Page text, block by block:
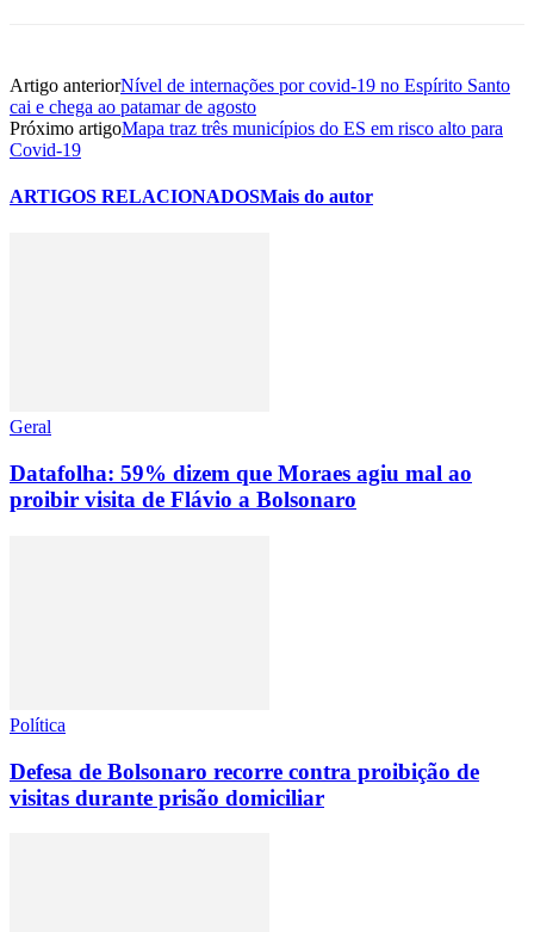
Artigo anteriorNível de internações por covid-19 no Espírito Santo
cai e chega ao patamar de agosto
Próximo artigoMapa traz três municípios do ES em risco alto para
Covid-19
ARTIGOS RELACIONADOSMais do autor
Geral
Datafolha: 59% dizem que Moraes agiu mal ao
proibir visita de Flávio a Bolsonaro
Política
Defesa de Bolsonaro recorre contra proibição de
visitas durante prisão domiciliar